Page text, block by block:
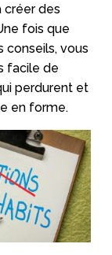
créer des
fois que
conseils, vous
facile de
perdurent et
en forme.